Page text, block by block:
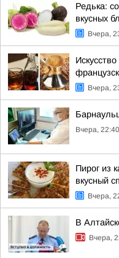
Редька:
вкусных
Вчера,
Вчера,
Вчера, 22:40
Пирог из
вкусный
Вчера,
В
Вчера,